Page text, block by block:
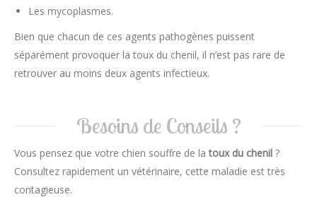
Les mycoplasmes.
Bien que chacun de ces agents pathogènes puissent
séparément provoquer la toux du chenil, il n’est pas rare de
retrouver au moins deux agents infectieux.
Besoins de Conseils ?
Vous pensez que votre chien souffre de latoux du chenil ?
Consultez rapidement un vétérinaire, cette maladie est très
contagieuse.